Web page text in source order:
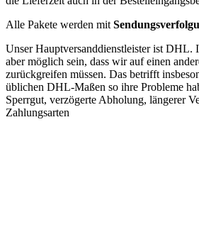
Alle Pakete werden mit
Unser Hauptversanddienstleister ist DHL.
aber möglich sein, dass wir auf einen
zurückgreifen müssen. Das betrifft
üblichen DHL-Maßen so ihre Probleme
Sperrgut, verzögerte Abholung, längerer
Zahlungsarten